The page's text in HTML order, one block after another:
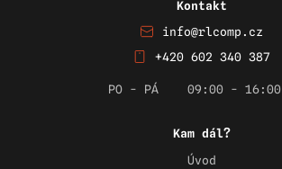
Kontakt
info@rlcomp.cz
+420 602 340 387
PO - PÁ 09:00 - 16:00
Kam dál?
Úvod